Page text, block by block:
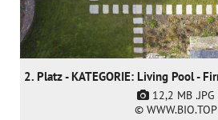
12,2 MB .JPG
© WWW.BIO.TOP